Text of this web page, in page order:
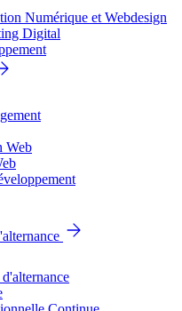
Numérique et Webdesign
Digital
Web